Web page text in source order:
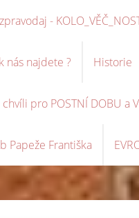
-
nás najdete ? Historie
pro POSTNÍ DOBU a
Papeže Františka